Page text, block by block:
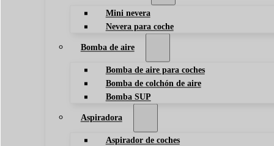
Mini nevera
Nevera para coche
Bomba de aire
Bomba de aire para coches
Bomba de colchón de aire
Bomba SUP
Aspiradora
Aspirador de coches